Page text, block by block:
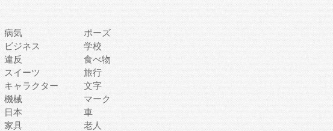
病気
ポーズ
ビジネス
学校
違反
食べ物
スイーツ
旅行
キャラクター
文字
機械
マーク
日本
車
家具
老人